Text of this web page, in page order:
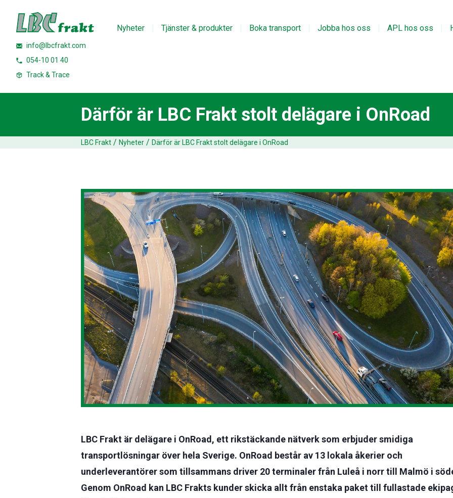
Nyheter Tjänster & produkter Boka transport Jobba hos oss APL hos oss
info@lbcfrakt.com
054-10 01 40
Track & Trace
Därför är LBC Frakt stolt delägare i OnRoad
LBC Frakt / Nyheter / Därför är LBC Frakt stolt delägare i OnRoad
LBC Frakt är delägare i OnRoad, ett rikstäckande nätverk som erbjuder smidiga
transportlösningar över hela Sverige. OnRoad består av 13 lokala åkerier och
underleverantörer som tillsammans driver 20 terminaler från Luleå i norr till Malmö i
Genom OnRoad kan LBC Frakts kunder skicka allt från enstaka paket till fullastade